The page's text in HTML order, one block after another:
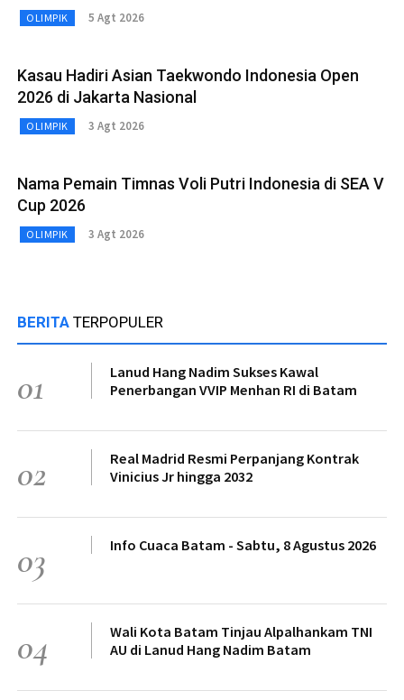
OLIMPIK 5 Agt 2026
Kasau Hadiri Asian Taekwondo Indonesia Open
2026 di Jakarta Nasional
OLIMPIK 3 Agt 2026
Nama Pemain Timnas Voli Putri Indonesia di SEA V
Cup 2026
OLIMPIK 3 Agt 2026
BERITA TERPOPULER
01
Lanud Hang Nadim Sukses Kawal
Penerbangan VVIP Menhan RI di Batam
02
Real Madrid Resmi Perpanjang Kontrak
Vinicius Jr hingga 2032
03 Info Cuaca Batam - Sabtu, 8 Agustus 2026
04
Wali Kota Batam Tinjau Alpalhankam TNI
AU di Lanud Hang Nadim Batam